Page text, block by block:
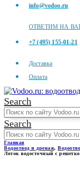
info@vodoo.ru
ОТВЕТИМ НА
+7 (495) 155-01-21
Доставка
Оплата
Search
Search
Главная
Водоотвод и дренаж,
Лоток водосточный с